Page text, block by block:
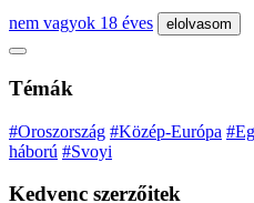
nem vagyok 18 éves elolvasom
Témák
#Oroszország #Közép-Európa
háború #Svoyi
Kedvenc szerzőitek